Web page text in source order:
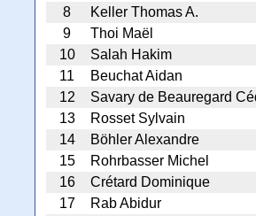
8
Keller Thomas A.
9
Thoi Maël
10
Salah Hakim
11
Beuchat Aidan
12
Savary de Beauregard
13
Rosset Sylvain
14
Böhler Alexandre
15
Rohrbasser Michel
16
Crétard Dominique
17
Rab Abidur